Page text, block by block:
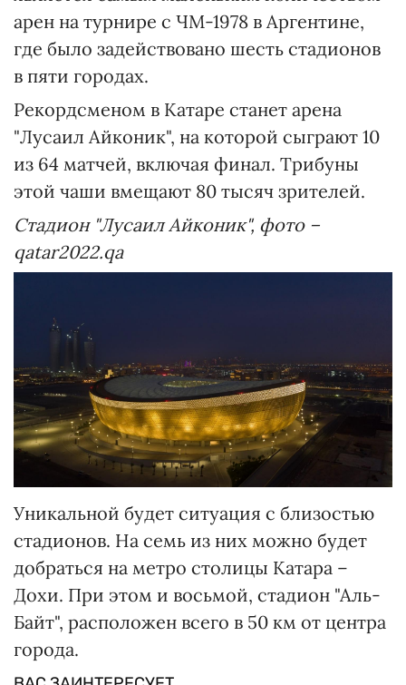
арен на турнире с ЧМ-1978 в Аргентине,
где было задействовано шесть стадионов
в пяти городах.
Рекордсменом в Катаре станет арена
"Лусаил Айконик", на которой сыграют 10
из 64 матчей, включая финал. Трибуны
этой чаши вмещают 80 тысяч зрителей.
Стадион "Лусаил Айконик", фото –
qatar2022.qa
Уникальной будет ситуация с близостью
стадионов. На семь из них можно будет
добраться на метро столицы Катара –
Дохи. При этом и восьмой, стадион "Аль-
Байт", расположен всего в 50 км от центра
города.